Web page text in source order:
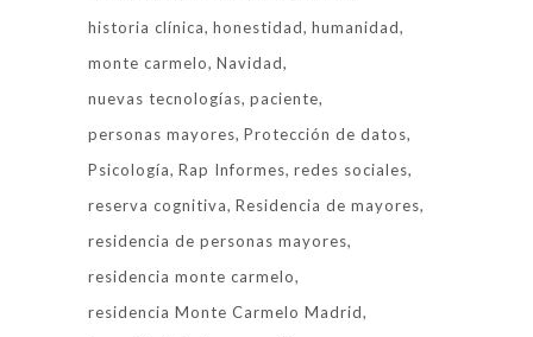
historia clínica honestidad humanidad
monte carmelo Navidad
nuevas tecnologías paciente
personas mayores Protección de datos
Psicología Rap Informes redes sociales
reserva cognitiva Residencia de mayores
residencia de personas mayores
residencia monte carmelo
residencia Monte Carmelo Madrid